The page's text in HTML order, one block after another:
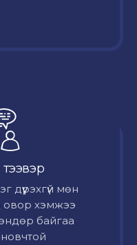
дүүрэхгүй мөн
овор хэмжээ
байгаа